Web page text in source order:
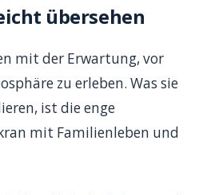
übersehen
mit der Erwartung, vor
zu erleben. Was sie
ist die enge
mit Familienleben und